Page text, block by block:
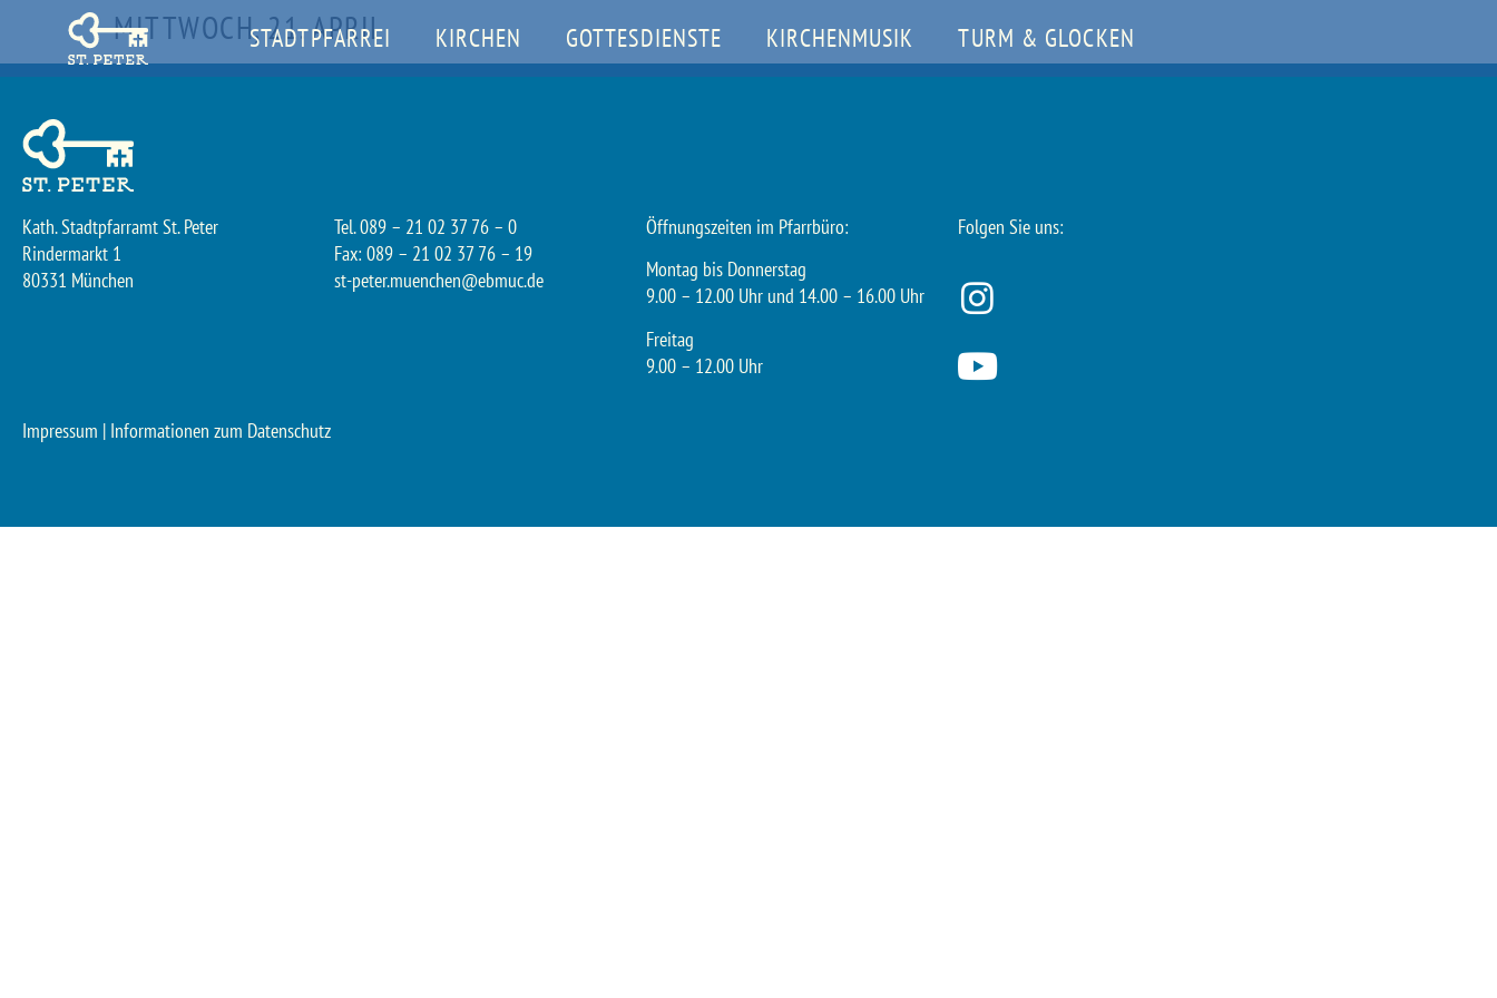
STADTPFARREI KIRCHEN GOTTESDIENSTE KIRCHENMUSIK TURM & GLOCKEN
MITTWOCH, 21. APRIL
Kath. Stadtpfarramt St. Peter
Rindermarkt 1
80331 München
Tel. 089 – 21 02 37 76 – 0
Fax: 089 – 21 02 37 76 – 19
st-peter.muenchen@ebmuc.de
Öffnungszeiten im Pfarrbüro:
Montag bis Donnerstag
9.00 – 12.00 Uhr und 14.00 – 16.00 Uhr
Freitag
9.00 – 12.00 Uhr
Folgen Sie uns:
Impressum | Informationen zum Datenschutz